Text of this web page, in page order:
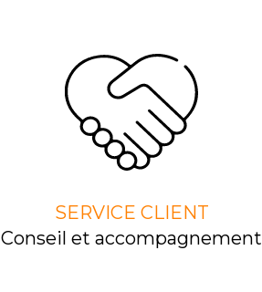
SERVICE CLIENT
Conseil et accompagnement